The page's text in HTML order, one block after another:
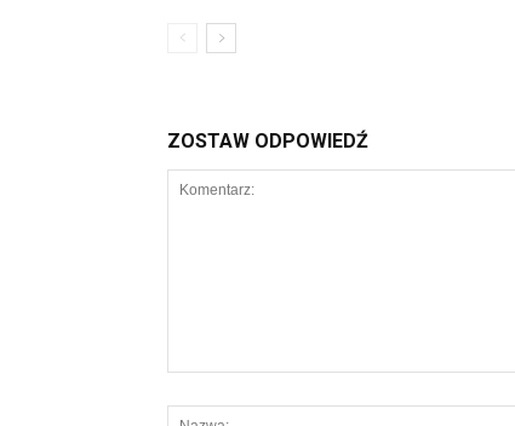
ZOSTAW ODPOWIEDŹ